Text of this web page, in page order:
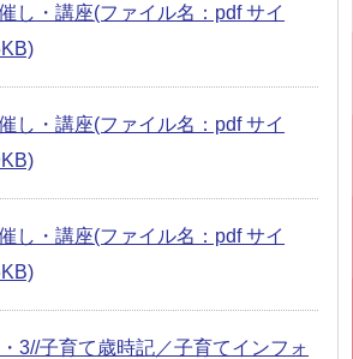
し・講座(ファイル名：pdf サイ
し・講座(ファイル名：pdf サイ
し・講座(ファイル名：pdf サイ
3//子育て歳時記／子育てインフォ